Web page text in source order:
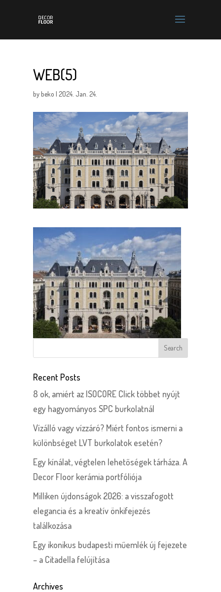
WEB(5)
bybeko |2024. Jan. 24.
Recent Posts
8 ok, amiért az ISOCORE Click többet nyújt
egy hagyományos SPC burkolatnál
Vízálló vagy vízzáró? Miért fontos ismerni a
különbséget LVT burkolatok esetén?
Egy kínálat, végtelen lehetőségek tárháza. A
Decor Floor kerámia portfóliója
Milliken újdonságok 2026: a visszafogott
elegancia és a kreatív önkifejezés
találkozása
Egy ikonikus budapesti műemlék új fejezete
– a Citadella felújítása
Archives